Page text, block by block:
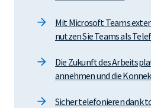
Mit Microsoft Teams
nutzen Sie Teams als
Die Zukunft des
annehmen und die
Sicher telefonieren dank